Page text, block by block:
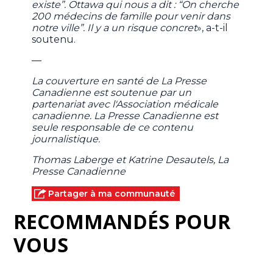
existe”. Ottawa qui nous a dit : “On cherche
200 médecins de famille pour venir dans
notre ville”. Il y a un risque concret», a-t-il
soutenu.
—
La couverture en santé de La Presse
Canadienne est soutenue par un
partenariat avec l'Association médicale
canadienne. La Presse Canadienne est
seule responsable de ce contenu
journalistique.
Thomas Laberge et Katrine Desautels, La
Presse Canadienne
Partager à ma communauté
RECOMMANDÉS POUR
VOUS